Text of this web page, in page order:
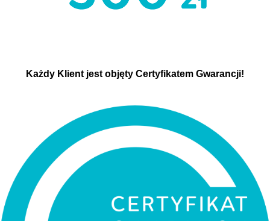
Każdy Klient jest objęty Certyfikatem Gwarancji!